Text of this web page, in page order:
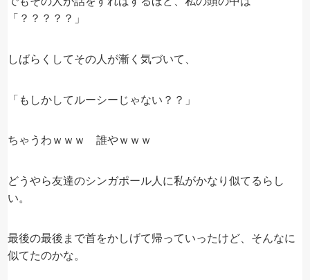
「？？？？？」
しばらくしてその人が漸く気づいて、
「もしかしてルーシーじゃない？？」
ちゃうわｗｗｗ 誰やｗｗｗ
どうやら友達のシンガポール人に私がかなり似てるらし
い。
最後の最後まで首をかしげて帰っていったけど、そんなに
似てたのかな。